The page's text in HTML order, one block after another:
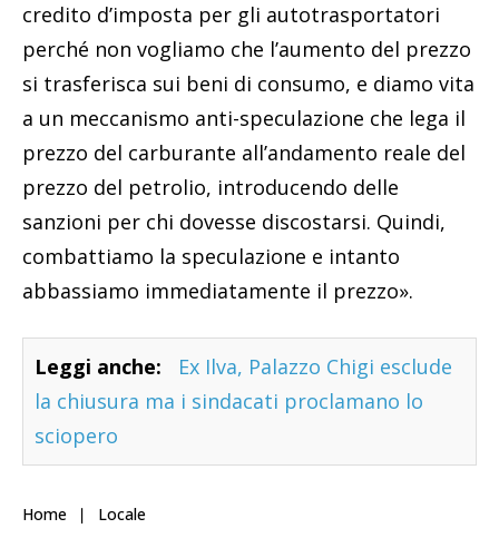
credito d’imposta per gli autotrasportatori
perché non vogliamo che l’aumento del prezzo
si trasferisca sui beni di consumo, e diamo vita
a un meccanismo anti-speculazione che lega il
prezzo del carburante all’andamento reale del
prezzo del petrolio, introducendo delle
sanzioni per chi dovesse discostarsi. Quindi,
combattiamo la speculazione e intanto
abbassiamo immediatamente il prezzo».
Leggi anche:
Ex Ilva, Palazzo Chigi esclude
la chiusura ma i sindacati proclamano lo
sciopero
Home Locale